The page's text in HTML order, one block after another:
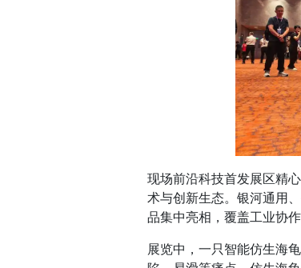
现场前沿科技首发展区精
术与创新生态。银河通用
品集中亮相，覆盖工业协
展览中，一只智能仿生海